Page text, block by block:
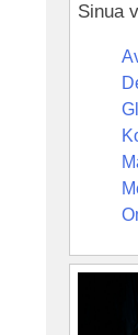
Sinua